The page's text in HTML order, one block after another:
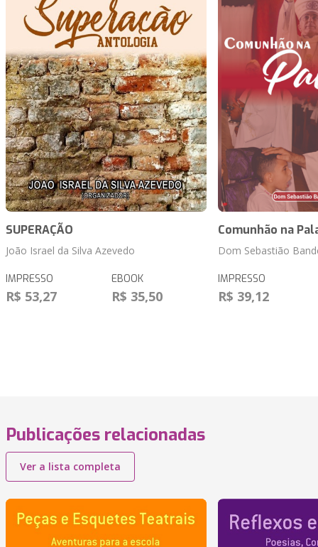
SUPERAÇÃO
João Israel da Silva Azevedo
IMPRESSO
R$ 53,27
EBOOK
R$ 35,50
Comunhão na
Dom Sebastião
IMPRESSO
R$ 39,12
Publicações relacionadas
Ver a lista completa